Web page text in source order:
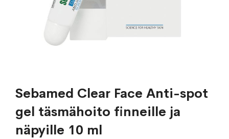
Sebamed Clear Face Anti-spot
gel täsmähoito finneille ja
näpyille 10 ml